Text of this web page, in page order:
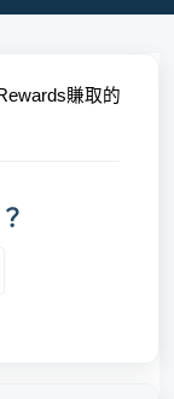
賺取的